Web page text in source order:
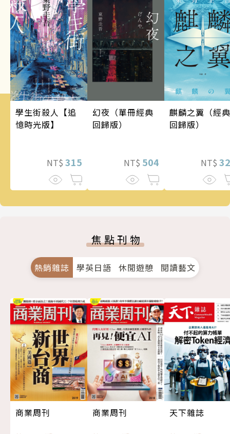
學生街殺人【追
憶時光版】
NT$ 315
幻夜（單冊經典
回歸版）
NT$ 504
麒麟之翼（經典
回歸版）
NT$
焦點刊物
熱銷雜誌 學英日語 休閒遊憩 閱讀藝文
商業周刊
商業周刊
天下雜誌